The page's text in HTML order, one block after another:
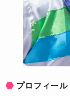
プロフィール